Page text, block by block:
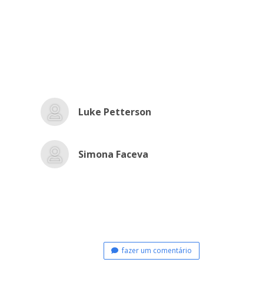
Luke Petterson
Simona Faceva
fazer um comentário